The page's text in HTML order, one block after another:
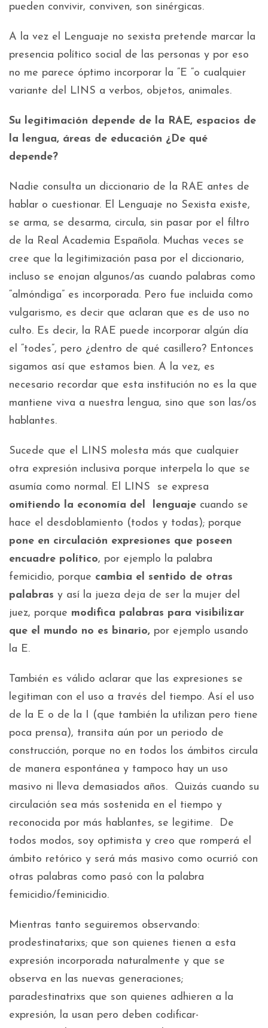
pueden convivir, conviven, son sinérgicas.
A la vez el Lenguaje no sexista pretende marcar la
presencia político social de las personas y por eso
no me parece óptimo incorporar la “E “o cualquier
variante del LINS a verbos, objetos, animales.
Su legitimación depende de la RAE, espacios de
la lengua, áreas de educación ¿De qué
depende?
Nadie consulta un diccionario de la RAE antes de
hablar o cuestionar. El Lenguaje no Sexista existe,
se arma, se desarma, circula, sin pasar por el filtro
de la Real Academia Española. Muchas veces se
cree que la legitimización pasa por el diccionario,
incluso se enojan algunos/as cuando palabras como
“almóndiga” es incorporada. Pero fue incluida como
vulgarismo, es decir que aclaran que es de uso no
culto. Es decir, la RAE puede incorporar algún día
el “todes”, pero ¿dentro de qué casillero? Entonces
sigamos así que estamos bien. A la vez, es
necesario recordar que esta institución no es la que
mantiene viva a nuestra lengua, sino que son las/os
hablantes.
Sucede que el LINS molesta más que cualquier
otra expresión inclusiva porque interpela lo que se
asumía como normal. El LINS se expresa
omitiendo la economía del lenguaje cuando se
hace el desdoblamiento (todos y todas); porque
pone en circulación expresiones que poseen
encuadre político, por ejemplo la palabra
femicidio, porque cambia el sentido de otras
palabras y así la jueza deja de ser la mujer del
juez, porque modifica palabras para visibilizar
que el mundo no es binario, por ejemplo usando
la E.
También es válido aclarar que las expresiones se
legitiman con el uso a través del tiempo. Así el uso
de la E o de la I (que también la utilizan pero tiene
poca prensa), transita aún por un periodo de
construcción, porque no en todos los ámbitos circula
de manera espontánea y tampoco hay un uso
masivo ni lleva demasiados años. Quizás cuando su
circulación sea más sostenida en el tiempo y
reconocida por más hablantes, se legitime. De
todos modos, soy optimista y creo que romperá el
ámbito retórico y será más masivo como ocurrió con
otras palabras como pasó con la palabra
femicidio/feminicidio.
Mientras tanto seguiremos observando:
prodestinatarixs; que son quienes tienen a esta
expresión incorporada naturalmente y que se
observa en las nuevas generaciones;
paradestinatrixs que son quienes adhieren a la
expresión, la usan pero deben codificar-